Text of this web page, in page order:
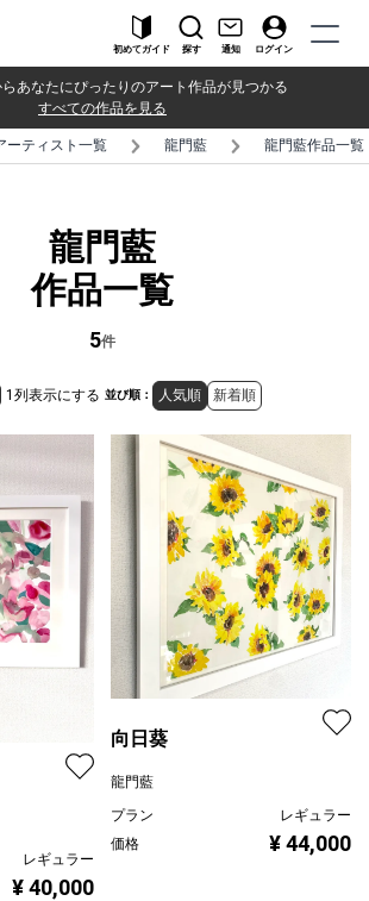
初めてガイド 探す 通知 ログイン
あなたにぴったりのアート作品が見つかる
すべての作品を見る
ーティスト一覧 龍門藍 龍門藍作品一覧
龍門藍
作品一覧
5件
1列表示にする 並び順： 人気順 新着順
レギュラー
¥ 40,000
向日葵
龍門藍
プラン
レギュラー
価格
¥ 44,000